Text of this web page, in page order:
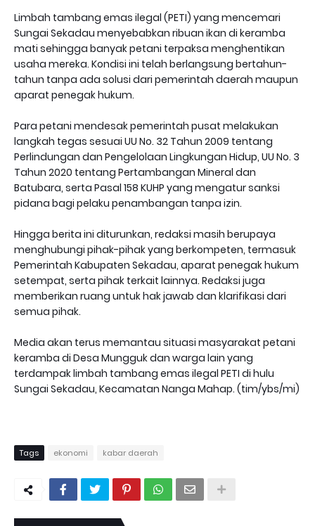
Limbah tambang emas ilegal (PETI) yang mencemari
Sungai Sekadau menyebabkan ribuan ikan di keramba
mati sehingga banyak petani terpaksa menghentikan
usaha mereka. Kondisi ini telah berlangsung bertahun-
tahun tanpa ada solusi dari pemerintah daerah maupun
aparat penegak hukum.
Para petani mendesak pemerintah pusat melakukan
langkah tegas sesuai UU No. 32 Tahun 2009 tentang
Perlindungan dan Pengelolaan Lingkungan Hidup, UU No. 3
Tahun 2020 tentang Pertambangan Mineral dan
Batubara, serta Pasal 158 KUHP yang mengatur sanksi
pidana bagi pelaku penambangan tanpa izin.
Hingga berita ini diturunkan, redaksi masih berupaya
menghubungi pihak-pihak yang berkompeten, termasuk
Pemerintah Kabupaten Sekadau, aparat penegak hukum
setempat, serta pihak terkait lainnya. Redaksi juga
memberikan ruang untuk hak jawab dan klarifikasi dari
semua pihak.
Media akan terus memantau situasi masyarakat petani
keramba di Desa Mungguk dan warga lain yang
terdampak limbah tambang emas ilegal PETI di hulu
Sungai Sekadau, Kecamatan Nanga Mahap. (tim/ybs/mi)
Tags ekonomi kabar daerah